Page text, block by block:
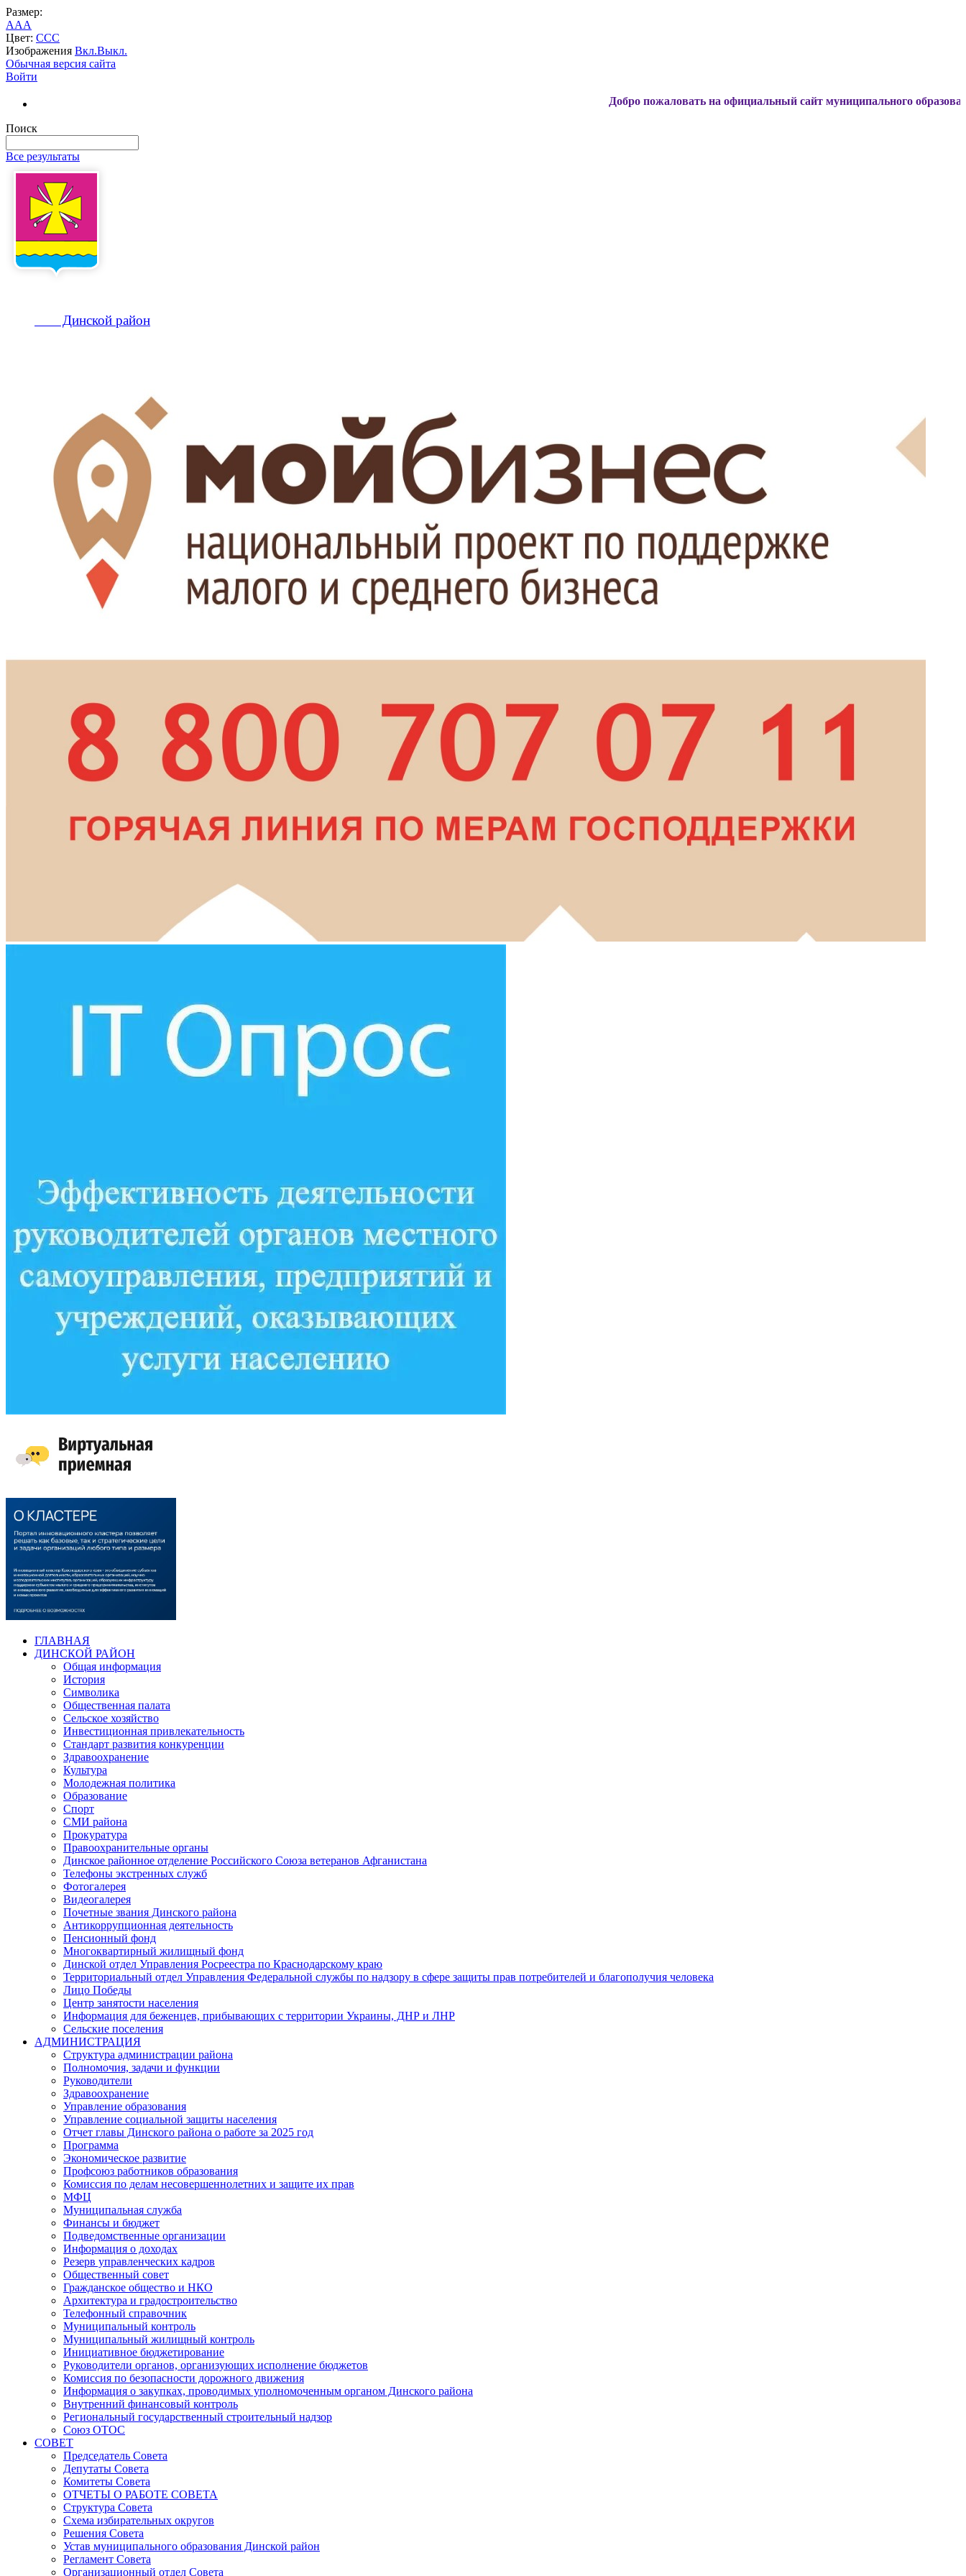
Размер:
AAA
Цвет: CCC
Изображения Вкл.Выкл.
Обычная версия сайта
Войти
Добро пожаловать на официальный сайт муниципального образования
Поиск
Все результаты
Динской район
ГЛАВНАЯ
ДИНСКОЙ РАЙОН
Общая информация
История
Символика
Общественная палата
Сельское хозяйство
Инвестиционная привлекательность
Стандарт развития конкуренции
Здравоохранение
Культура
Молодежная политика
Образование
Спорт
СМИ района
Прокуратура
Правоохранительные органы
Динское районное отделение Российского Союза ветеранов Афганистана
Телефоны экстренных служб
Фотогалерея
Видеогалерея
Почетные звания Динского района
Антикоррупционная деятельность
Пенсионный фонд
Многоквартирный жилищный фонд
Динской отдел Управления Росреестра по Краснодарскому краю
Территориальный отдел Управления Федеральной службы по надзору в сфере защиты прав потребителей и благополучия человека
Лицо Победы
Центр занятости населения
Информация для беженцев, прибывающих с территории Украины, ДНР и ЛНР
Сельские поселения
АДМИНИСТРАЦИЯ
Структура администрации района
Полномочия, задачи и функции
Руководители
Здравоохранение
Управление образования
Управление социальной защиты населения
Отчет главы Динского района о работе за 2025 год
Программа
Экономическое развитие
Профсоюз работников образования
Комиссия по делам несовершеннолетних и защите их прав
МФЦ
Муниципальная служба
Финансы и бюджет
Подведомственные организации
Информация о доходах
Резерв управленческих кадров
Общественный совет
Гражданское общество и НКО
Архитектура и градостроительство
Телефонный справочник
Муниципальный контроль
Муниципальный жилищный контроль
Инициативное бюджетирование
Руководители органов, организующих исполнение бюджетов
Комиссия по безопасности дорожного движения
Информация о закупках, проводимых уполномоченным органом Динского района
Внутренний финансовый контроль
Региональный государственный строительный надзор
Союз ОТОС
СОВЕТ
Председатель Совета
Депутаты Совета
Комитеты Совета
ОТЧЕТЫ О РАБОТЕ СОВЕТА
Структура Совета
Схема избирательных округов
Решения Совета
Устав муниципального образования Динской район
Регламент Совета
Организационный отдел Совета